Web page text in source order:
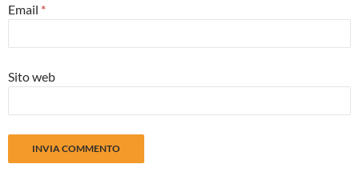
Email *
Sito web